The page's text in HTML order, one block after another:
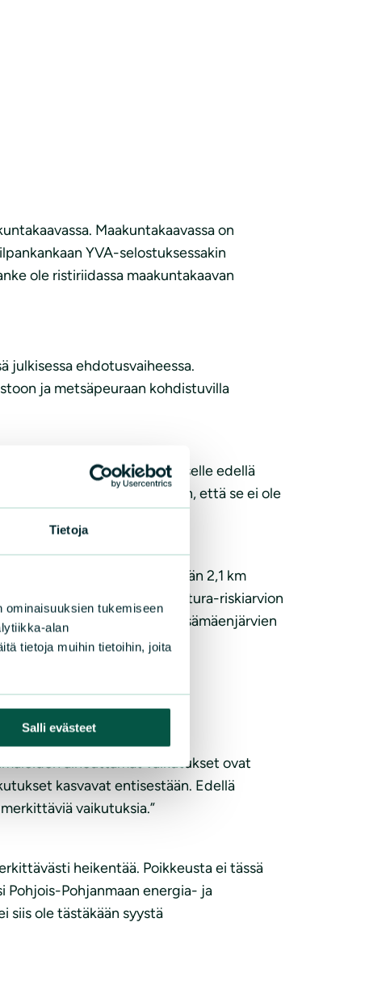
Tietoja
ominaisuuksien tukemiseen
alan
tietoja muihin tietoihin, joita
Salli evästeet
Maakuntakaavassa on
YVA-selostuksessakin
ole ristiriidassa maakuntakaavan
julkisessa ehdotusvaiheessa.
ja metsäpeuraan kohdistuvilla
tuulivoimarakentamiselle edellä
mitenkään mahdollista siten, että se ei ole
§:n vastaisesti.
alueet sijaitsevat vähintään 2,1 km
tehdyn Natura-riskiarvion
kilometrin etäisyydelle Kärsämäenjärvien
kanssa.
aiheuttamat vaikutukset ovat
kasvavat entisestään. Edellä
vaikutuksia.”
heikentää. Poikkeusta ei tässä
Pohjois-Pohjanmaan energia- ja
siis ole tästäkään syystä